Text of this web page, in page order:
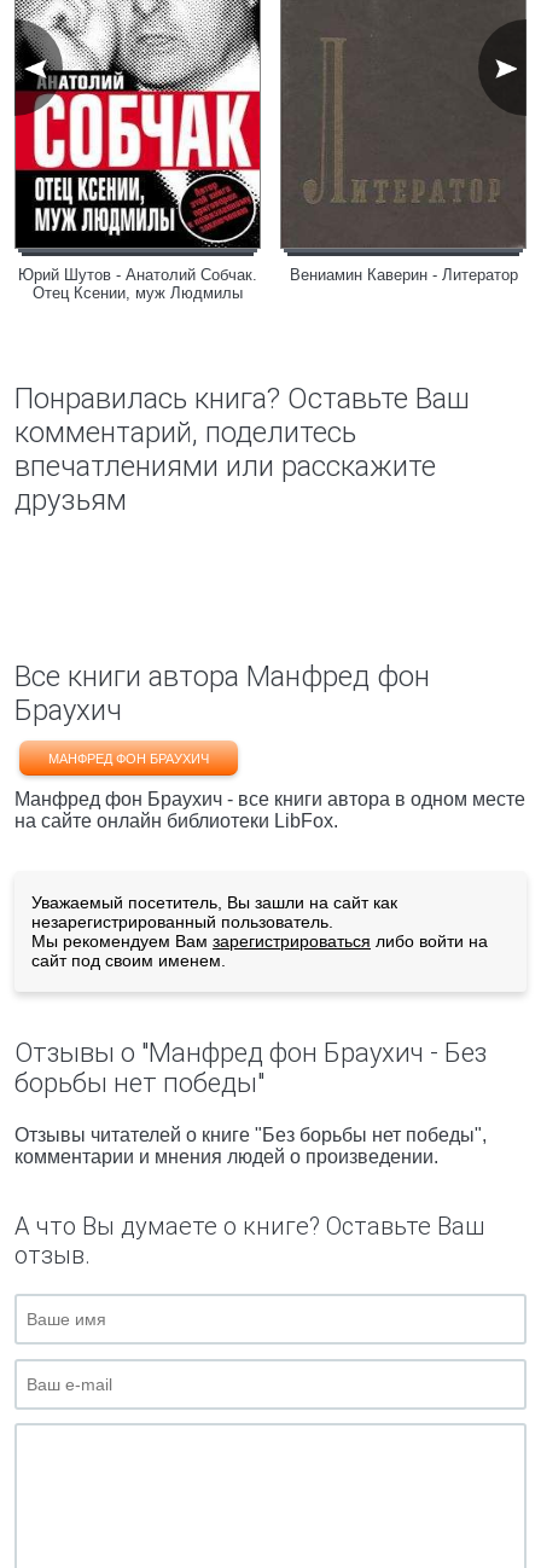
Юрий Шутов - Анатолий Собчак.
Отец Ксении, муж Людмилы
Вениамин Каверин - Литератор
Понравилась книга? Оставьте Ваш
комментарий, поделитесь
впечатлениями или расскажите
друзьям
Все книги автора Манфред фон
Браухич
МАНФРЕД ФОН БРАУХИЧ
Манфред фон Браухич - все книги автора в одном месте
на сайте онлайн библиотеки LibFox.
Уважаемый посетитель, Вы зашли на сайт как
незарегистрированный пользователь.
Мы рекомендуем Вам зарегистрироваться либо войти на
сайт под своим именем.
Отзывы о "Манфред фон Браухич - Без
борьбы нет победы"
Отзывы читателей о книге "Без борьбы нет победы",
комментарии и мнения людей о произведении.
А что Вы думаете о книге? Оставьте Ваш
отзыв.